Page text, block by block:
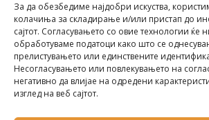
За да обезбедиме најдобри искуства,
колачиња за складирање и/или пристап до
сајтот. Согласувањето со овие технологии ќе
обработуваме податоци како што се
прелистувањето или единствените
Несогласувањето или повлекувањето на
негативно да влијае на одредени
изглед на веб сајтот.
Претплати се за